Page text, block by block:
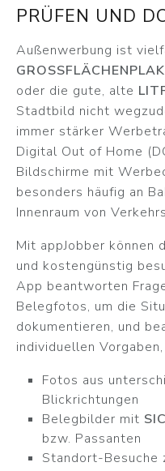
PRÜFEN UND
Außenwerbung ist
oder die gute, alte
Stadtbild nicht
immer stärker
Digital Out of Home
Bildschirme mit
besonders häufig an
Innenraum von
Mit appJobber können
und kostengünstig
App beantworten
Belegfotos, um die
dokumentieren, und
individuellen
Fotos aus
Blickrichtungen
Belegbilder mit
bzw. Passanten
Standort-Besuche